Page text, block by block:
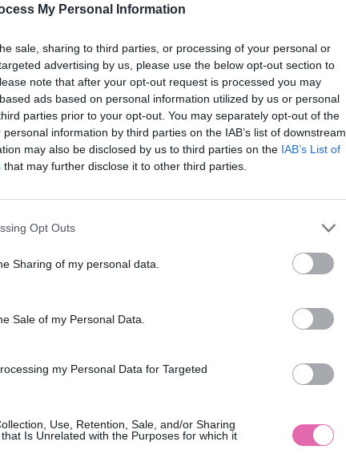
My Personal Information
sale, sharing to third parties, or processing of your personal or
advertising by us, please use the below opt-out section to
note that after your opt-out request is processed you may
ads based on personal information utilized by us or personal
parties prior to your opt-out. You may separately opt-out of the
information by third parties on the IAB’s list of downstream
may also be disclosed by us to third parties on the IAB’s List of
that may further disclose it to other third parties.
Opt Outs
Sharing of my personal data.
Sale of my Personal Data.
my Personal Data for Targeted
Use, Retention, Sale, and/or Sharing
Is Unrelated with the Purposes for which it
BY SA VÁM TIEŽ HODIŤ